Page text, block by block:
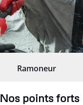
Ramoneur
Nos points forts